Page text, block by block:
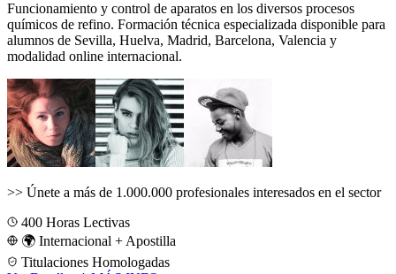
Funcionamiento y control de aparatos en los diversos procesos
químicos de refino. Formación técnica especializada disponible para
alumnos de Sevilla, Huelva, Madrid, Barcelona, Valencia y
modalidad online internacional.
>> Únete a más de 1.000.000 profesionales interesados en el sector
400 Horas Lectivas
🌍 Internacional + Apostilla
Titulaciones Homologadas